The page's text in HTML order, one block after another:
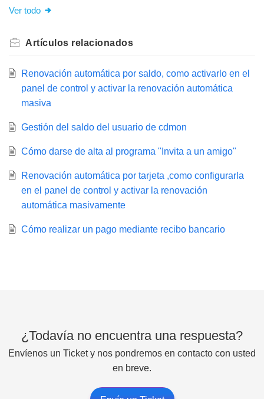
Ver todo
Artículos relacionados
Renovación automática por saldo, como activarlo en el
panel de control y activar la renovación automática
masiva
Gestión del saldo del usuario de cdmon
Cómo darse de alta al programa "Invita a un amigo"
Renovación automática por tarjeta ,como configurarla
en el panel de control y activar la renovación
automática masivamente
Cómo realizar un pago mediante recibo bancario
¿Todavía no encuentra una respuesta?
Envíenos un Ticket y nos pondremos en contacto con usted
en breve.